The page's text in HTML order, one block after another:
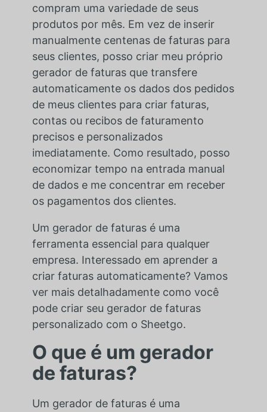
compram uma variedade de seus
produtos por mês. Em vez de inserir
manualmente centenas de faturas para
seus clientes, posso criar meu próprio
gerador de faturas que transfere
automaticamente os dados dos pedidos
de meus clientes para criar faturas,
contas ou recibos de faturamento
precisos e personalizados
imediatamente. Como resultado, posso
economizar tempo na entrada manual
de dados e me concentrar em receber
os pagamentos dos clientes.
Um gerador de faturas é uma
ferramenta essencial para qualquer
empresa. Interessado em aprender a
criar faturas automaticamente? Vamos
ver mais detalhadamente como você
pode criar seu gerador de faturas
personalizado com o Sheetgo.
O que é um gerador
de faturas?
Um gerador de faturas é uma